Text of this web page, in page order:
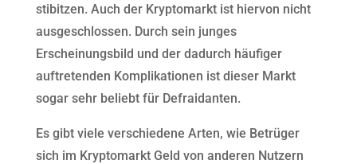
stibitzen. Auch der Kryptomarkt ist hiervon nicht
ausgeschlossen. Durch sein junges
Erscheinungsbild und der dadurch häufiger
auftretenden Komplikationen ist dieser Markt
sogar sehr beliebt für Defraidanten.
Es gibt viele verschiedene Arten, wie Betrüger
sich im Kryptomarkt Geld von anderen Nutzern